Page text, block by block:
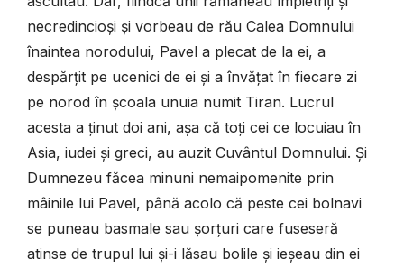
necredincioși și vorbeau de rău Calea Domnului
înaintea norodului, Pavel a plecat de la ei, a
despărțit pe ucenici de ei și a învățat în fiecare zi
pe norod în școala unuia numit Tiran. Lucrul
acesta a ținut doi ani, așa că toți cei ce locuiau în
Asia, iudei și greci, au auzit Cuvântul Domnului. Și
Dumnezeu făcea minuni nemaipomenite prin
mâinile lui Pavel, până acolo că peste cei bolnavi
se puneau basmale sau șorțuri care fuseseră
atinse de trupul lui și-i lăsau bolile și ieșeau din ei